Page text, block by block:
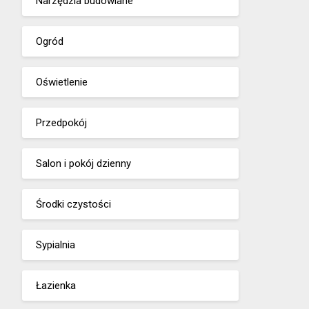
Ogród
Oświetlenie
Przedpokój
Salon i pokój dzienny
Środki czystości
Sypialnia
Łazienka